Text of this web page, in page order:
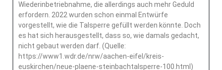
Wiederinbetriebnahme, die allerdings auch mehr Geduld
erfordern. 2022 wurden schon einmal Entwürfe
vorgestellt, wie die Talsperre gefüllt werden könnte. Doch
es hat sich herausgestellt, dass so, wie damals gedacht,
nicht gebaut werden darf. (Quelle:
https://www1.wdr.de/nrw/aachen-eifel/kreis-
euskirchen/neue-plaene-steinbachtalsperre-100.html)